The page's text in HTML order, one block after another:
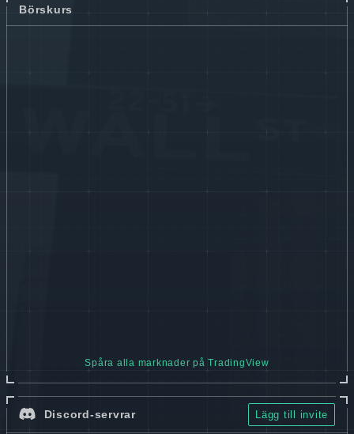
Börskurs
Spåra alla marknader på TradingView
Discord-servrar Lägg till invite